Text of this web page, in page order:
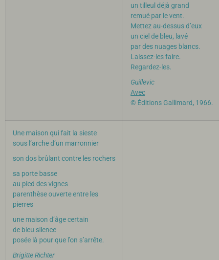
un tilleul déjà grand
remué par le vent.
Mettez au-dessus d’eux
un ciel de bleu, lavé
par des nuages blancs.
Laissez-les faire.
Regardez-les.
Guillevic
Avec
© Éditions Gallimard, 1966.
Une maison qui fait la sieste
sous l’arche d’un marronnier
son dos brûlant contre les rochers
sa porte basse
au pied des vignes
parenthèse ouverte entre les
pierres
une maison d’âge certain
de bleu silence
posée là pour que l’on s’arrête.
Brigitte Richter